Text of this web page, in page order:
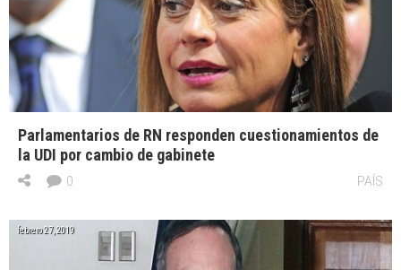
Parlamentarios de RN responden cuestionamientos de
la UDI por cambio de gabinete
PAÍS
0
febrero 27, 2019